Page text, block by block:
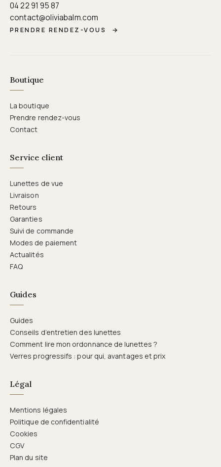
04 22 91 95 87
contact@oliviabalm.com
PRENDRE RENDEZ-VOUS →
Boutique
La boutique
Prendre rendez-vous
Contact
Service client
Lunettes de vue
Livraison
Retours
Garanties
Suivi de commande
Modes de paiement
Actualités
FAQ
Guides
Guides
Conseils d’entretien des lunettes
Comment lire mon ordonnance de lunettes ?
Verres progressifs : pour qui, avantages et prix
Légal
Mentions légales
Politique de confidentialité
Cookies
CGV
Plan du site